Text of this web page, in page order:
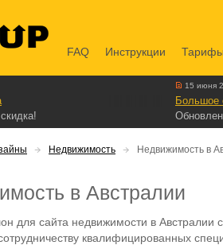
FAQ Инструкции Тарифы
15 июня
Большое
Недвижимость Недвижимость в
в Австралии
для сайта недвижимости в
квалифицированных